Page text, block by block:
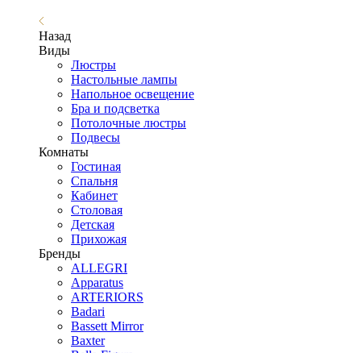
Назад
Виды
Люстры
Настольные лампы
Напольное освещение
Бра и подсветка
Потолочные люстры
Подвесы
Комнаты
Гостиная
Спальня
Кабинет
Столовая
Детская
Прихожая
Бренды
ALLEGRI
Apparatus
ARTERIORS
Badari
Bassett Mirror
Baxter